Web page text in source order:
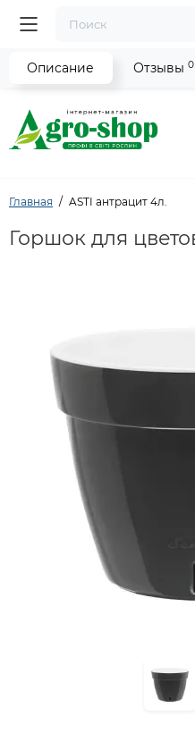
Главная ASTI антрацит 4л.
Горшок для
Описание Отзывы 0